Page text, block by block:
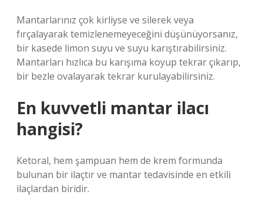
Mantarlarınız çok kirliyse ve silerek veya
fırçalayarak temizlenemeyeceğini düşünüyorsanız,
bir kasede limon suyu ve suyu karıştırabilirsiniz.
Mantarları hızlıca bu karışıma koyup tekrar çıkarıp,
bir bezle ovalayarak tekrar kurulayabilirsiniz.
En kuvvetli mantar ilacı
hangisi?
Ketoral, hem şampuan hem de krem ​​formunda
bulunan bir ilaçtır ve mantar tedavisinde en etkili
ilaçlardan biridir.